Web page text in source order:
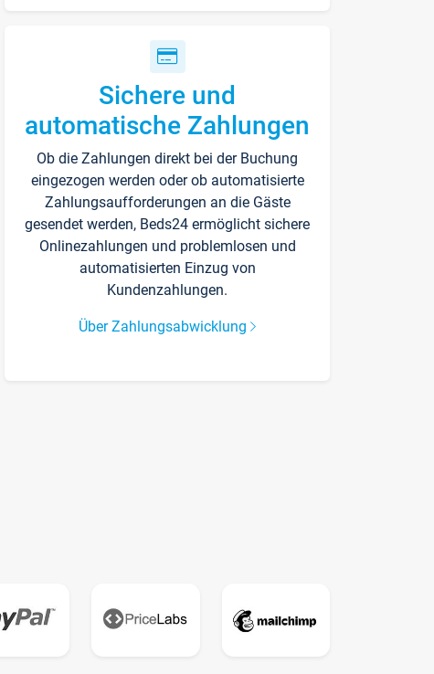
Sichere und
automatische Zahlungen
Ob die Zahlungen direkt bei der Buchung
eingezogen werden oder ob automatisierte
Zahlungsaufforderungen an die Gäste
gesendet werden, Beds24 ermöglicht sichere
Onlinezahlungen und problemlosen und
automatisierten Einzug von
Kundenzahlungen.
Über Zahlungsabwicklung